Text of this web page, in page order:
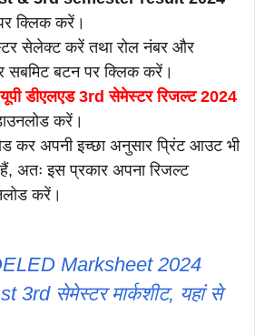
क्लिक करें।
सेलेक्ट करें तथा रोल नंबर और
सबमिट बटन पर क्लिक करें।
यूपी डीएलएड 3rd सेमेस्टर रिजल्ट 2024
करें।
कर अपनी इच्छा अनुसार प्रिंट आउट भी
अतः इस प्रकार अपना रिजल्ट
करें।
Marksheet 2024
3rd सेमेस्टर मार्कशीट, यहां से